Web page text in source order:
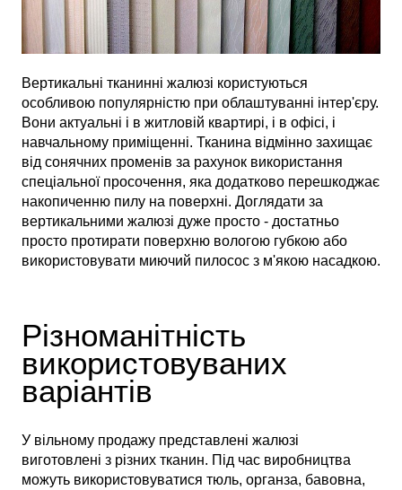
Вертикальні тканинні жалюзі користуються
особливою популярністю при облаштуванні інтер'єру.
Вони актуальні і в житловій квартирі, і в офісі, і
навчальному приміщенні. Тканина відмінно захищає
від сонячних променів за рахунок використання
спеціальної просочення, яка додатково перешкоджає
накопиченню пилу на поверхні. Доглядати за
вертикальними жалюзі дуже просто - достатньо
просто протирати поверхню вологою губкою або
використовувати миючий пилосос з м'якою насадкою.
Різноманітність
використовуваних
варіантів
У вільному продажу представлені жалюзі
виготовлені з різних тканин. Під час виробництва
можуть використовуватися тюль, органза, бавовна,